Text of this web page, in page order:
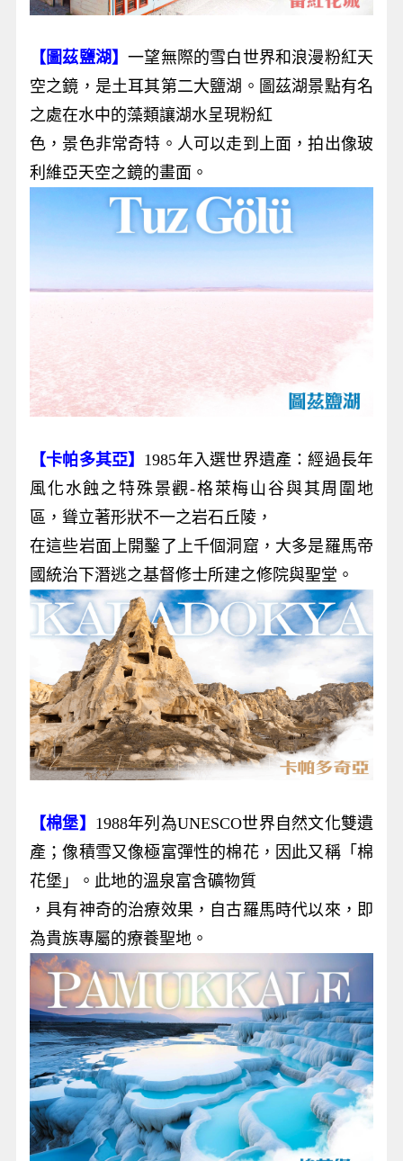
【圖茲鹽湖】一望無際的雪白世界和浪漫粉紅天
空之鏡，是土耳其第二大鹽湖。圖茲湖景點有名
之處在水中的藻類讓湖水呈現粉紅
色，景色非常奇特。人可以走到上面，拍出像玻
利維亞天空之鏡的畫面。
【卡帕多其亞】 1985年入選世界遺產：經過長年
風化水蝕之特殊景觀-格萊梅山谷與其周圍地
區，聳立著形狀不一之岩石丘陵，
在這些岩面上開鑿了上千個洞窟，大多是羅馬帝
國統治下潛逃之基督修士所建之修院與聖堂。
【棉堡】 1988年列為UNESCO世界自然文化雙遺
產；像積雪又像極富彈性的棉花，因此又稱「棉
花堡」。此地的溫泉富含礦物質
，具有神奇的治療效果，自古羅馬時代以來，即
為貴族專屬的療養聖地。